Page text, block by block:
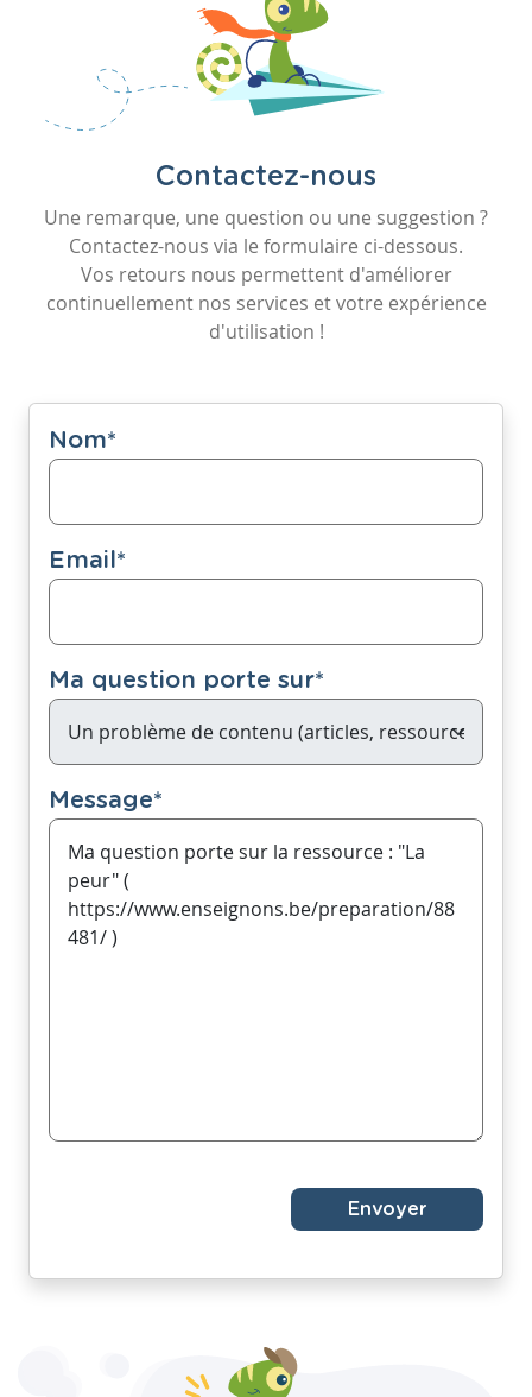
Contactez-nous
Une remarque, une question ou une suggestion ?
Contactez-nous via le formulaire ci-dessous.
Vos retours nous permettent d'améliorer
continuellement nos services et votre expérience
d'utilisation !
Nom*
Email*
Ma question porte sur*
Message*
Envoyer